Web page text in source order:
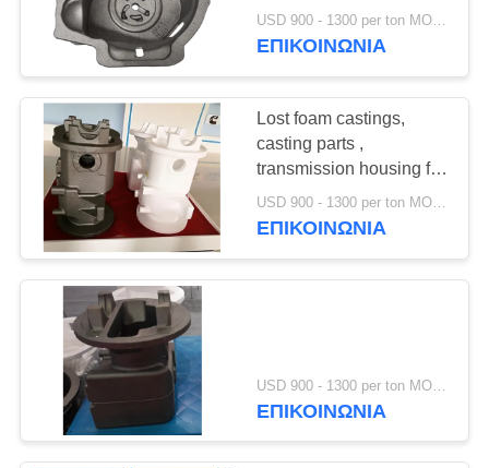
industrial vehicles,
construction machinery
USD 900 - 1300 per ton MOQ:10 μονάδες
ΕΠΙΚΟΙΝΩΝΊΑ
Lost foam castings,
casting parts ,
transmission housing for
forklift truck ,
engineering machinery
USD 900 - 1300 per ton MOQ:10 μονάδες
ΕΠΙΚΟΙΝΩΝΊΑ
ΕΠΙΚΟΙΝΩΝΊΑ